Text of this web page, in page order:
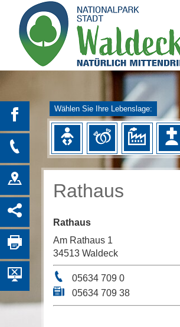
Wählen Sie Ihre Lebenslage:
Rathaus
Rathaus
Am Rathaus 1
34513 Waldeck
05634 709 0
05634 709 38